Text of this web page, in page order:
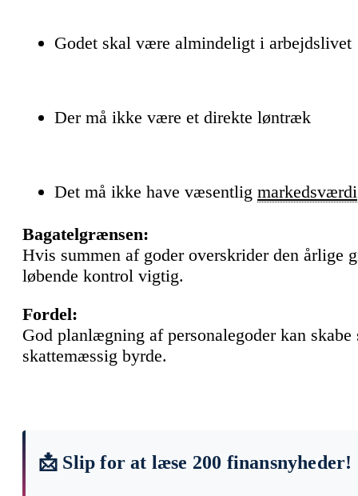
Godet skal være almindeligt i arbejdslivet
Der må ikke være et direkte løntræk
Det må ikke have væsentlig markedsværdi
Bagatelgrænsen:
Hvis summen af goder overskrider den årlige
løbende kontrol vigtig.
Fordel:
God planlægning af personalegoder kan
skattemæssig byrde.
📩 Slip for at læse 200 finansnyheder!